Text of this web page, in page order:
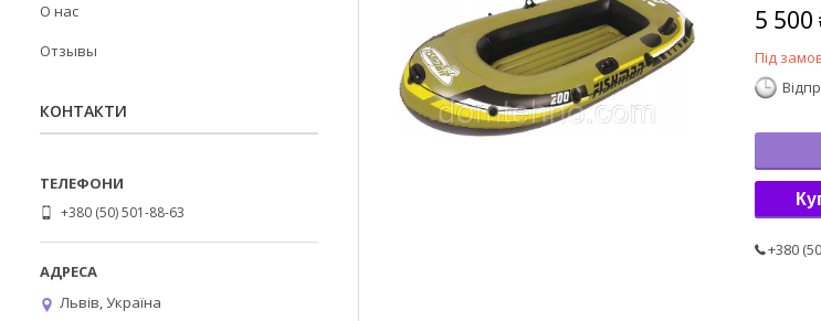
5 500
Під
+380
О нас
Отзывы
КОНТАКТИ
+380 (50) 501-88-63
Львів, Україна